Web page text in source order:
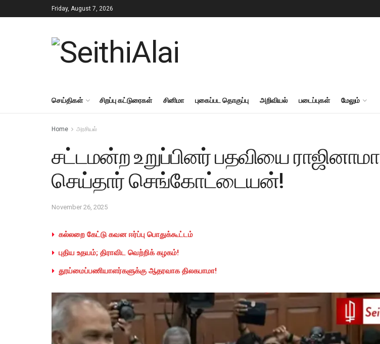
Friday, August 7, 2026
செய்திகள் சிறப்பு கட்டுரைகள் சினிமா புகைப்பட தொகுப்பு அறிவியல் படைப்புகள் மேலும்
Home அரசியல்
சட்டமன்ற உறுப்பினர் பதவியை ராஜினாமா
செய்தார் செங்கோட்டையன்!
November 26, 2025
கல்லறை கேட்டு கவன ஈர்ப்பு பொதுக்கூட்டம்
புதிய உதயம்; திராவிட வெற்றிக் கழகம்!
தூய்மைப்பணியாளர்களுக்கு ஆதரவாக திலகபாமா!